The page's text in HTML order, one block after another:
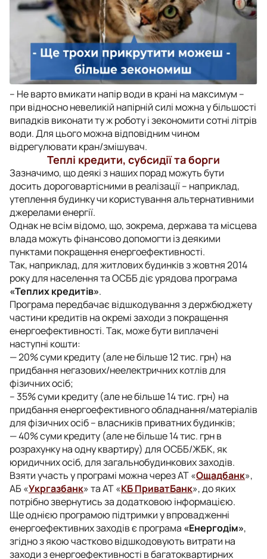
– Не варто вмикати напір води в крані на максимум –
при відносно невеликій напірній силі можна у більшості
випадків виконати ту ж роботу і зекономити сотні літрів
води. Для цього можна відповідним чином
відрегулювати кран/змішувач.
Теплі кредити, субсидії та борги
Зазначимо, що деякі з наших порад можуть бути
досить дороговартісними в реалізації – наприклад,
утеплення будинку чи користування альтернативними
джерелами енергії.
Однак не всім відомо, що, зокрема, держава та місцева
влада можуть фінансово допомогти із деякими
пунктами покращення енергоефективності.
Так, наприклад, для житлових будинків з жовтня 2014
року для населення та ОСББ діє урядова програма
«Теплих кредитів».
Програма передбачає відшкодування з держбюджету
частини кредитів на окремі заходи з покращення
енергоефективності. Так, може бути виплачені
наступні кошти:
— 20% суми кредиту (але не більше 12 тис. грн) на
придбання негазових/неелектричних котлів для
фізичних осіб;
– 35% суми кредиту (але не більше 14 тис. грн) на
придбання енергоефективного обладнання/матеріалів
для фізичних осіб – власників приватних будинків;
— 40% суми кредиту (але не більше 14 тис. грн в
розрахунку на одну квартиру) для ОСББ/ЖБК, як
юридичних осіб, для загальнобудинкових заходів.
Взяти участь у програмі можна через АТ «Ощадбанк»,
АБ «Укргазбанк» та АТ «КБ ПриватБанк», до яких
потрібно звернутись за додатковою інформацією.
Ще однією програмою підтримки у впровадженні
енергоефективних заходів є програма «Енергодім»,
згідно з якою частково відшкодовують витрати на
заходи з енергоефективності в багатоквартирних